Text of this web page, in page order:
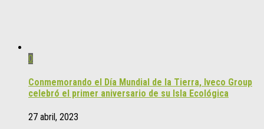
0
Conmemorando el Día Mundial de la Tierra, Iveco Group
celebró el primer aniversario de su Isla Ecológica
27 abril, 2023